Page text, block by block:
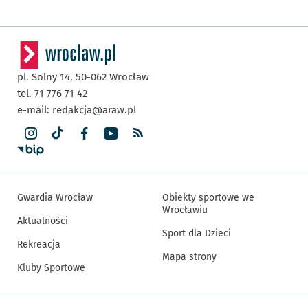
pl. Solny 14, 50-062 Wrocław
tel. 71 776 71 42
e-mail: redakcja@araw.pl
Gwardia Wrocław
Aktualności
Rekreacja
Kluby Sportowe
Obiekty sportowe we
Wrocławiu
Sport dla Dzieci
Mapa strony